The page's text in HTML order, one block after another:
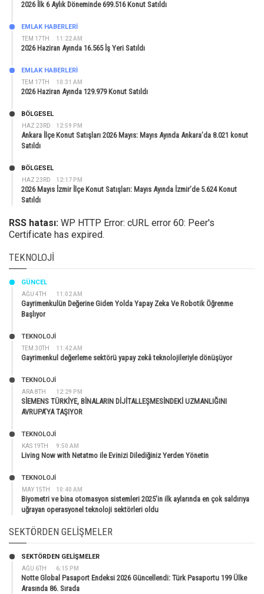
2026 İlk 6 Aylık Döneminde 699.516 Konut Satıldı
TEM 17TH 11:22 AM
EMLAK HABERLERI
2026 Haziran Ayında 16.565 İş Yeri Satıldı
TEM 17TH 10:31 AM
EMLAK HABERLERI
2026 Haziran Ayında 129.979 Konut Satıldı
HAZ 23RD 12:59 PM
BÖLGESEL
Ankara İlçe Konut Satışları 2026 Mayıs: Mayıs Ayında Ankara’da 8.021 konut
Satıldı
HAZ 23RD 12:17 PM
BÖLGESEL
2026 Mayıs İzmir İlçe Konut Satışları: Mayıs Ayında İzmir’de 5.624 Konut
Satıldı
RSS hatası: WP HTTP Error: cURL error 60: Peer's
Certificate has expired.
TEKNOLOJI
AĞU 4TH 11:02 AM
GÜNCEL
Gayrimenkulün Değerine Giden Yolda Yapay Zeka Ve Robotik Öğrenme
Başlıyor
TEM 30TH 11:42 AM
TEKNOLOJİ
Gayrimenkul değerleme sektörü yapay zekâ teknolojileriyle dönüşüyor
ARA 8TH 12:29 PM
TEKNOLOJİ
SİEMENS TÜRKİYE, BİNALARIN DİJİTALLEŞMESİNDEKİ UZMANLIĞINI
AVRUPA’YA TAŞIYOR
KAS 19TH 9:50 AM
TEKNOLOJİ
Living Now with Netatmo ile Evinizi Dilediğiniz Yerden Yönetin
MAY 15TH 10:40 AM
TEKNOLOJİ
Biyometri ve bina otomasyon sistemleri 2025’in ilk aylarında en çok saldırıya
uğrayan operasyonel teknoloji sektörleri oldu
SEKTÖRDEN GELIŞMELER
AĞU 6TH 6:15 PM
SEKTÖRDEN GELIŞMELER
Notte Global Pasaport Endeksi 2026 Güncellendi: Türk Pasaportu 199 Ülke
Arasında 86. Sırada